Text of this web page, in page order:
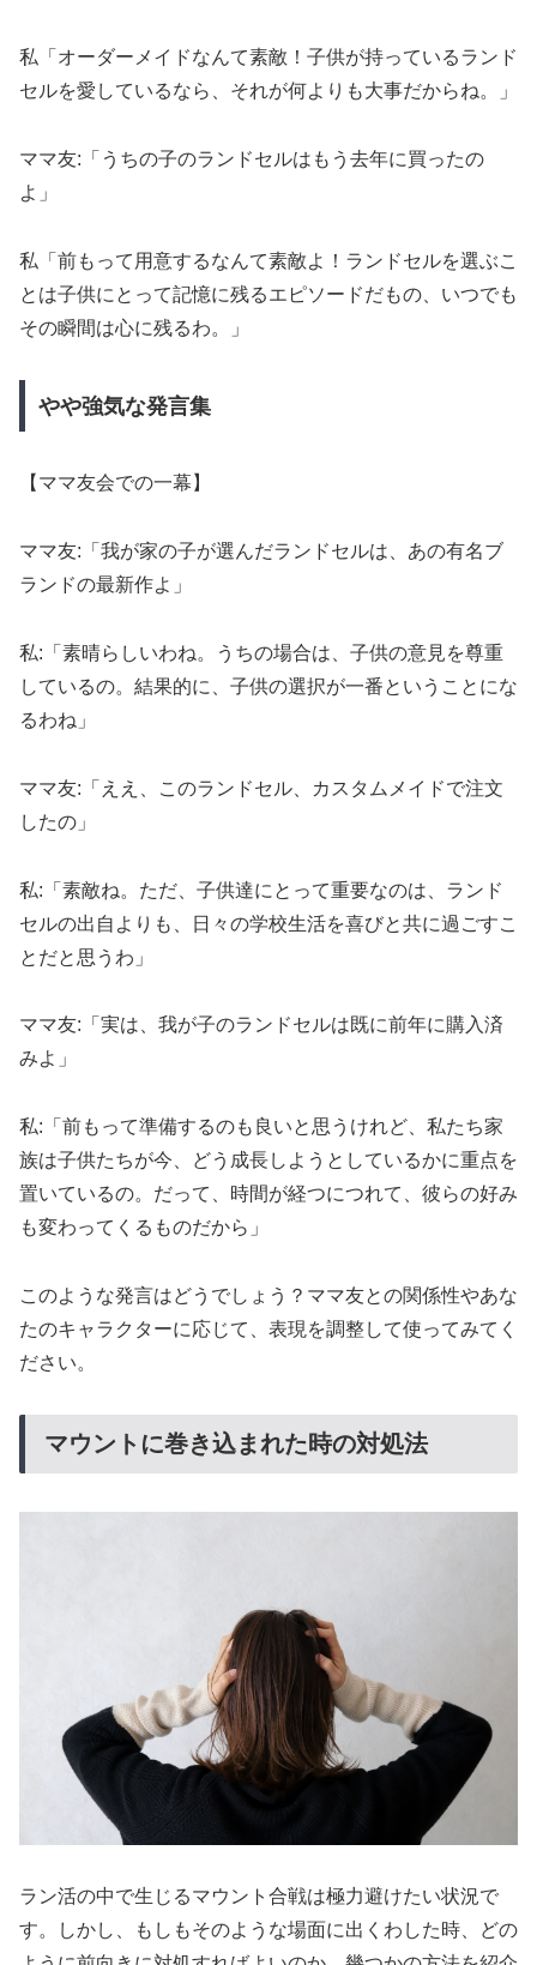
私「オーダーメイドなんて素敵！子供が持っているランド
セルを愛しているなら、それが何よりも大事だからね。」
ママ友:「うちの子のランドセルはもう去年に買ったの
よ」
私「前もって用意するなんて素敵よ！ランドセルを選ぶこ
とは子供にとって記憶に残るエピソードだもの、いつでも
その瞬間は心に残るわ。」
やや強気な発言集
【ママ友会での一幕】
ママ友:「我が家の子が選んだランドセルは、あの有名ブ
ランドの最新作よ」
私:「素晴らしいわね。うちの場合は、子供の意見を尊重
しているの。結果的に、子供の選択が一番ということにな
るわね」
ママ友:「ええ、このランドセル、カスタムメイドで注文
したの」
私:「素敵ね。ただ、子供達にとって重要なのは、ランド
セルの出自よりも、日々の学校生活を喜びと共に過ごすこ
とだと思うわ」
ママ友:「実は、我が子のランドセルは既に前年に購入済
みよ」
私:「前もって準備するのも良いと思うけれど、私たち家
族は子供たちが今、どう成長しようとしているかに重点を
置いているの。だって、時間が経つにつれて、彼らの好み
も変わってくるものだから」
このような発言はどうでしょう？ママ友との関係性やあな
たのキャラクターに応じて、表現を調整して使ってみてく
ださい。
マウントに巻き込まれた時の対処法
ラン活の中で生じるマウント合戦は極力避けたい状況で
す。しかし、もしもそのような場面に出くわした時、どの